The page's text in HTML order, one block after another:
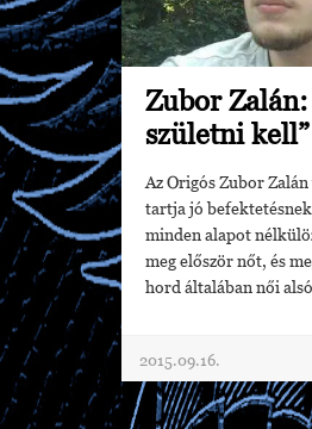
Zubor
születni kell”
Az Origós Zubor
tartja jó
minden alapot
meg először nőt, és
hord általában női
2015.09.16.